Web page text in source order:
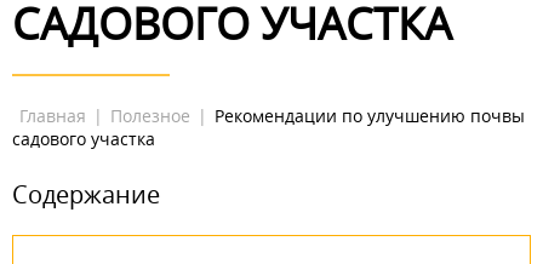
САДОВОГО УЧАСТКА
Главная | Полезное | Рекомендации по улучшению почвы
садового участка
Содержание